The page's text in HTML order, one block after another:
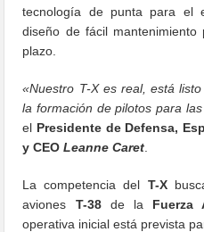
tecnología de punta para el
diseño de fácil
plazo.
«Nuestro T-X es real, está
la formación de pilotos para
el Presidente de Defensa,
y CEOLeanne Caret
La competencia del T-X
aviones T-38de la Fuerza
operativa inicialestá prevista